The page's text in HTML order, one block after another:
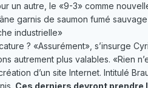
un autre, le «9-3» comme
garnis de saumon fumé
industrielle»
? «Assurément», s’insurge
autrement plus valables. «Rien
d’un site Internet. Intitulé